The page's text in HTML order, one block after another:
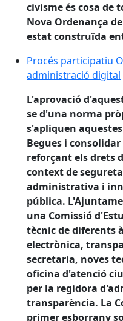
civisme és cosa de
Nova Ordenança
estat construïda
Procés participatiu
Procés participatiu
administració digital
L'aprovació
se d'una norma
s'apliquen
Begues i
reforçant els drets
context de
administrativa i
pública.
una Comissió
tècnic de diferents
electrònica,
secretaria, noves
oficina d'atenció
per la regidora
transparència. La
primer esborrany